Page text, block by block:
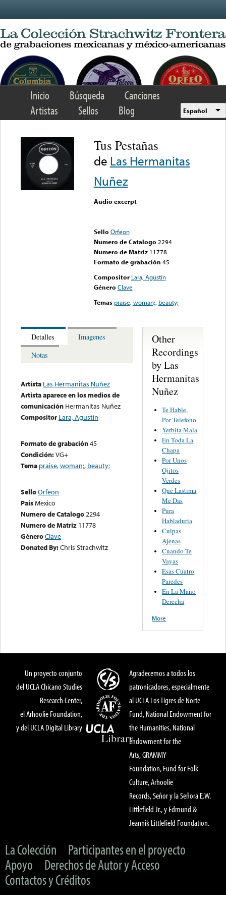
Inicio Búsqueda
Canciones
Artistas
Sellos Blog Español
Tus Pestañas
de Las Hermanitas
Nuñez
Audio excerpt
Sello Orfeon
Numero de Catalogo 2294
Numero de Matriz 11778
Formato de grabación 45
Compositor Lara, Agustín
Género Clave
Temas praise,woman;, beauty;
Detalles
Imagenes
Notas
Artista Las Hermanitas Nuñez
Artista aparece en los medios de
comunicación Hermanitas Nuñez
Compositor Lara, Agustín
Formato de grabación45
Condición:VG+
Tema praise,woman;, beauty;
SelloOrfeon
PaísMexico
Numero de Catalogo2294
Numero de Matriz 11778
GéneroClave
Donated By:Chris Strachwitz
Other
Recordings
by Las
Hermanitas
Nuñez
Te Hable,
Por Telefono
Yerbita Mala
En Toda La
Chapa
Por Unos
Ojitos
Verdes
Que Lastima
Me Das
Pura
Habladuria
Culpas
Ajenas
Cuando Te
Vayas
Esas Cuatro
Paredes
En La Mano
Derecha
More
Un proyecto conjunto
del UCLA Chicano Studies
Research Center,
el Arhoolie Foundation,
y del UCLA Digital Library
Agradecemos a todos los
patronicadores, especialmente
al UCLA Los Tigres de Norte
Fund, National Endowment for
the Humanities, National
Endowment for the
Arts, GRAMMY
Foundation, Fund for Folk
Culture, Arhoolie
Records, Señor y la Señora E.W.
Littlefield Jr., y Edmund &
Jeannik Littlefield Foundation.
La Colección
Participantes en el proyecto
Apoyo
Derechos de Autor y Acceso
Contactos y Créditos